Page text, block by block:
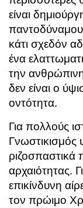
είναι
παντοδύναμου
κάτι σχεδόν
ένα
την
δεν είναι ο
οντότητα.
Για πολλούς
Γνωστικισμός
ριζοσπαστικά
αρχαιότητας.
επικίνδυνη
τον πρώιμο